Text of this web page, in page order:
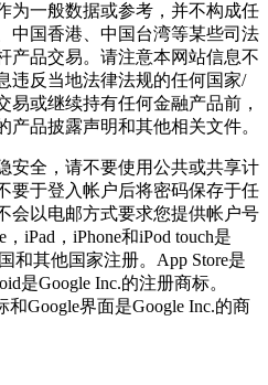
为一般数据或参考，并不构成任
中国香港、中国台湾等某些司法
产品交易。请注意本网站信息不
违反当地法律法规的任何国家/
易或继续持有任何金融产品前，
品披露声明和其他相关文件。
安全，请不要使用公共或共享计
要于登入帐户后将密码保存于任
会以电邮方式要求您提供帐户号
iPad，iPhone和iPod touch是
和其他国家注册。App Store是
是Google Inc.的注册商标。
和Google界面是Google Inc.的商